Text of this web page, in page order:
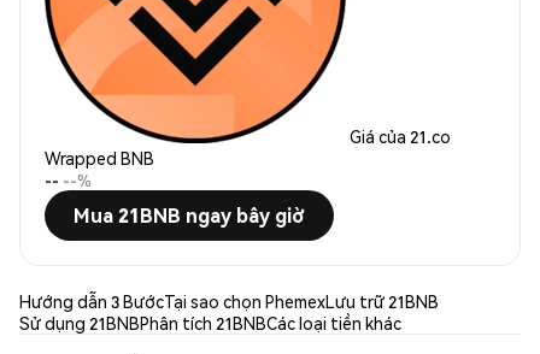
Giá của 21.co
Wrapped BNB
-- --%
Mua 21BNB ngay bây giờ
Hướng dẫn 3 BướcTại sao chọn PhemexLưu trữ 21BNB
Sử dụng 21BNBPhân tích 21BNBCác loại tiền khác